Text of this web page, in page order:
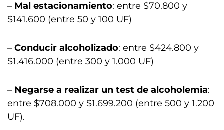
– Mal estacionamiento: entre $70.800 y
$141.600 (entre 50 y 100 UF)
– Conducir alcoholizado: entre $424.800 y
$1.416.000 (entre 300 y 1.000 UF)
– Negarse a realizar un test de alcoholemia:
entre $708.000 y $1.699.200 (entre 500 y 1.200
UF).